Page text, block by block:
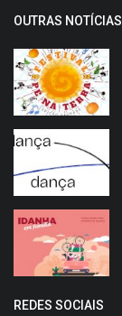
OUTRAS NOTÍCIAS
REDES SOCIAIS